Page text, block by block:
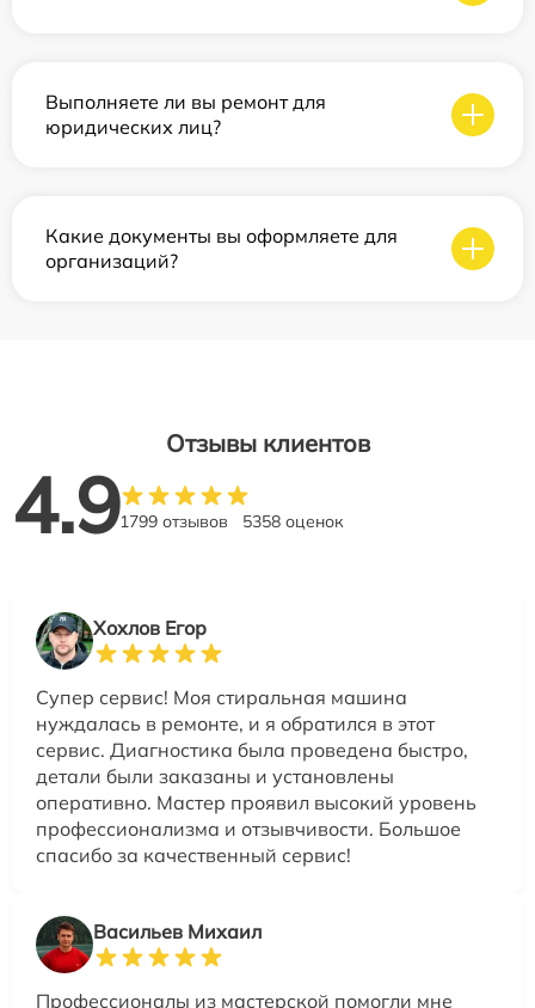
Выполняете ли вы ремонт для
юридических лиц?
Какие документы вы оформляете для
организаций?
Отзывы клиентов
4.91799 отзывов 5358 оценок
Хохлов Егор
Супер сервис! Моя стиральная машина
нуждалась в ремонте, и я обратился в этот
сервис. Диагностика была проведена быстро,
детали были заказаны и установлены
оперативно. Мастер проявил высокий уровень
профессионализма и отзывчивости. Большое
спасибо за качественный сервис!
Васильев Михаил
Профессионалы из мастерской помогли мне